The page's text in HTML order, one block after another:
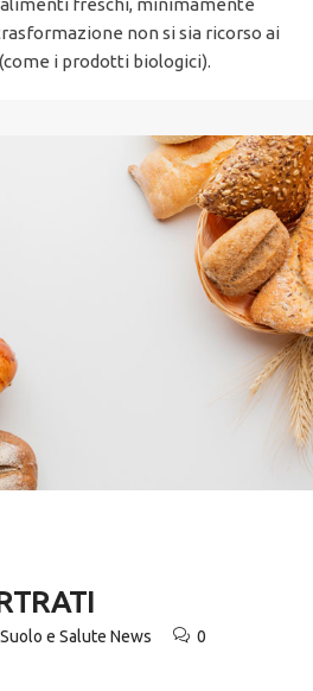
freschi, minimamente
non si sia ricorso ai
i prodotti biologici).
Suolo e Salute News 0